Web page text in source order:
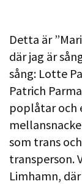
Detta är
där jag är
sång: Lotte
Patrich
poplåtar och
som trans
transperson.
Limhamn,